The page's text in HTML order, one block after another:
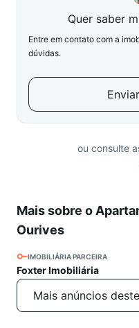
Quer saber
Entre em contato com a
dúvidas.
ou consulte
Mais sobre o
Ourives
IMOBILIÁRIA PARCEIRA
Foxter Imobiliária
Mais anúncios